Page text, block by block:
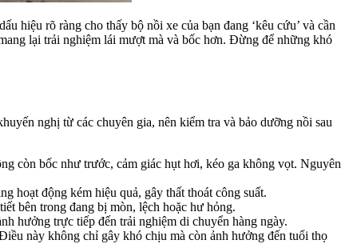
hiệu rõ ràng cho thấy bộ nồi xe của bạn đang ‘kêu cứu’ và cần
lại trải nghiệm lái mượt mà và bốc hơn. Đừng để những khó
nghị từ các chuyên gia, nên kiểm tra và bảo dưỡng nồi sau
còn bốc như trước, cảm giác hụt hơi, kéo ga không vọt. Nguyên
hoạt động kém hiệu quả, gây thất thoát công suất.
bên trong đang bị mòn, lệch hoặc hư hỏng.
hưởng trực tiếp đến trải nghiệm di chuyển hàng ngày.
này không chỉ gây khó chịu mà còn ảnh hưởng đến tuổi thọ